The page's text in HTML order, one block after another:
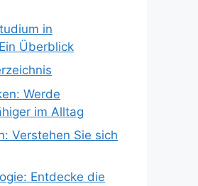
in
Überblick
Werde
im Alltag
Verstehen Sie sich
Entdecke die